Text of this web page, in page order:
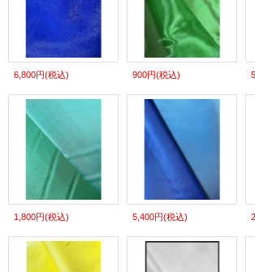
6,800円(税込) 900円(税込)
1,800円(税込) 5,400円(税込)